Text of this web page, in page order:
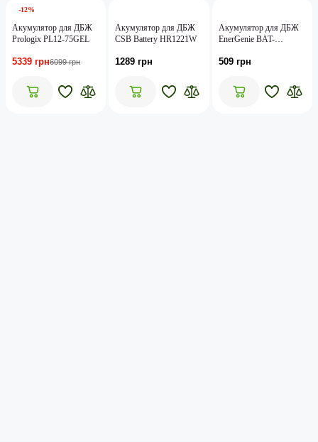
-12%
Акумулятор для ДБЖ
Prologix PL12-75GEL
5339 грн6099 грн
Акумулятор для ДБЖ
CSB Battery HR1221W
1289 грн
Акумулятор для ДБЖ
EnerGenie BAT-
509 грн